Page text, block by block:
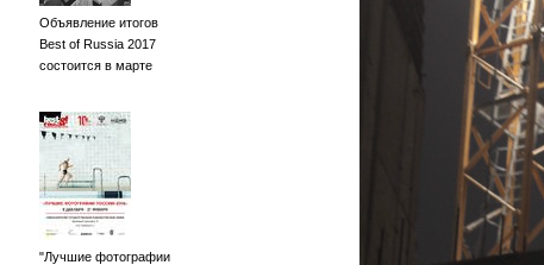
Объявление итогов
Best of Russia 2017
состоится в марте
"Лучшие фотографии